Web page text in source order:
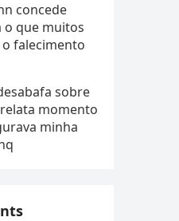
concede
o que muitos
falecimento
sobre
momento
minha